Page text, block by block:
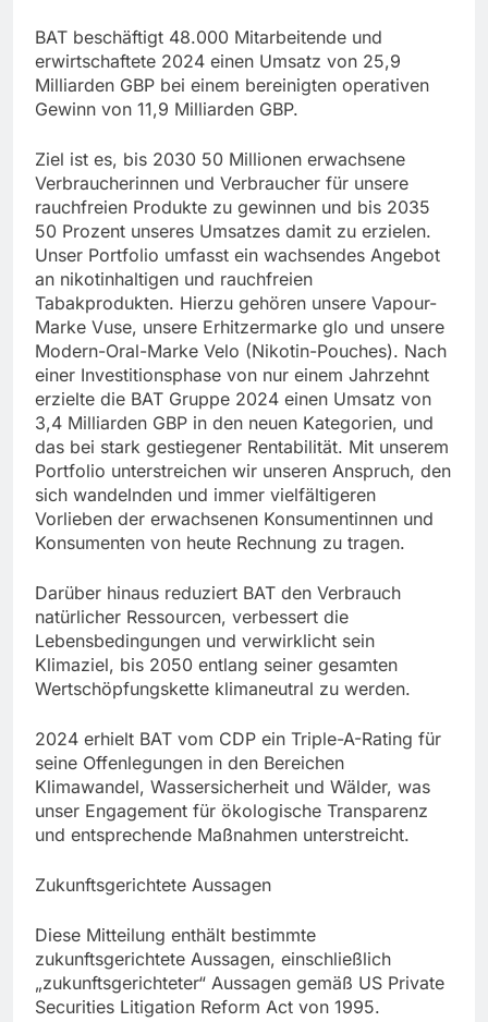
BAT beschäftigt 48.000 Mitarbeitende und
erwirtschaftete 2024 einen Umsatz von 25,9
Milliarden GBP bei einem bereinigten operativen
Gewinn von 11,9 Milliarden GBP.
Ziel ist es, bis 2030 50 Millionen erwachsene
Verbraucherinnen und Verbraucher für unsere
rauchfreien Produkte zu gewinnen und bis 2035
50 Prozent unseres Umsatzes damit zu erzielen.
Unser Portfolio umfasst ein wachsendes Angebot
an nikotinhaltigen und rauchfreien
Tabakprodukten. Hierzu gehören unsere Vapour-
Marke Vuse, unsere Erhitzermarke glo und unsere
Modern-Oral-Marke Velo (Nikotin-Pouches). Nach
einer Investitionsphase von nur einem Jahrzehnt
erzielte die BAT Gruppe 2024 einen Umsatz von
3,4 Milliarden GBP in den neuen Kategorien, und
das bei stark gestiegener Rentabilität. Mit unserem
Portfolio unterstreichen wir unseren Anspruch, den
sich wandelnden und immer vielfältigeren
Vorlieben der erwachsenen Konsumentinnen und
Konsumenten von heute Rechnung zu tragen.
Darüber hinaus reduziert BAT den Verbrauch
natürlicher Ressourcen, verbessert die
Lebensbedingungen und verwirklicht sein
Klimaziel, bis 2050 entlang seiner gesamten
Wertschöpfungskette klimaneutral zu werden.
2024 erhielt BAT vom CDP ein Triple-A-Rating für
seine Offenlegungen in den Bereichen
Klimawandel, Wassersicherheit und Wälder, was
unser Engagement für ökologische Transparenz
und entsprechende Maßnahmen unterstreicht.
Zukunftsgerichtete Aussagen
Diese Mitteilung enthält bestimmte
zukunftsgerichtete Aussagen, einschließlich
„zukunftsgerichteter“ Aussagen gemäß US Private
Securities Litigation Reform Act von 1995.